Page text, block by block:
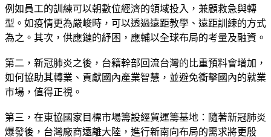
例如員工的訓練可以朝數位經濟的領域投入，兼顧救急與轉
型。如疫情更為嚴峻時，可以透過遠距教學、遠距訓練的方式
為之。其次，供應鏈的紓困，應輔以全球布局的考量及融資。
第二，新冠肺炎之後，台籍幹部回流台灣的比重預料會增加，
如何協助其轉業、貢獻國內產業智慧，並避免衝擊國內的就業
市場，值得正視。
第三，在東協國家目標市場籌設經貿運籌基地：隨著新冠肺炎
爆發後，台灣廠商遠離大陸，進行新南向布局的需求將更殷